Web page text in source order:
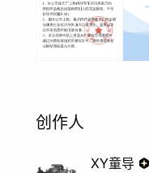
创作人
XY童导